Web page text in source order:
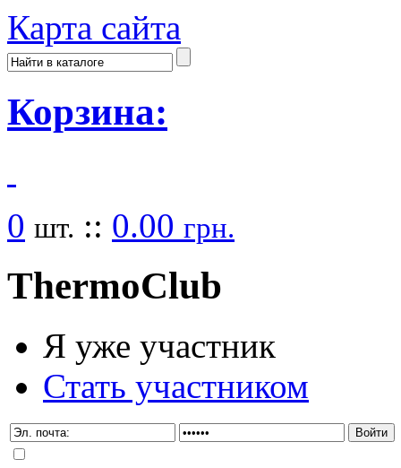
Карта сайта
Корзина:
0 шт. :: 0.00 грн.
ThermoClub
Я уже участник
Стать участником